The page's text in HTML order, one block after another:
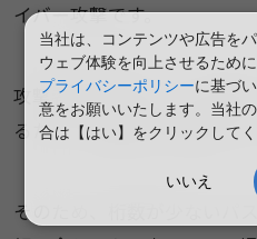
イバー攻撃です。
攻撃者は専用のツールを用
るため、短時間で大量のパ
そのため、桁数が少ないパ
当社は、コンテンツや広告を
ウェブ体験を向上させるため
プライバシーポリシーに基づ
意をお願いいたします。当社
合は【はい】をクリックしてく
いいえ